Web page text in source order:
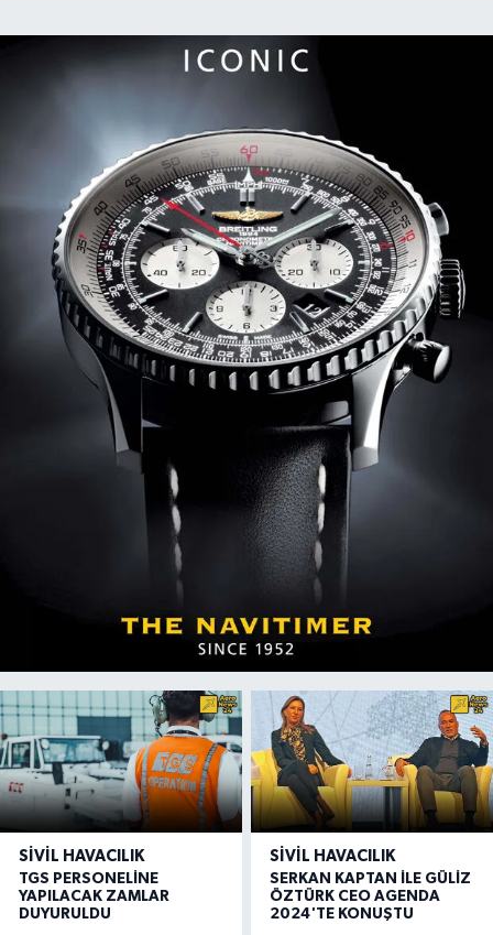
SIVIL HAVACILIK
TGS PERSONELİNE
YAPILACAK ZAMLAR
DUYURULDU
SIVIL HAVACILIK
SERKAN KAPTAN İLE GÜLİZ
ÖZTÜRK CEO AGENDA
2024'TE KONUŞTU